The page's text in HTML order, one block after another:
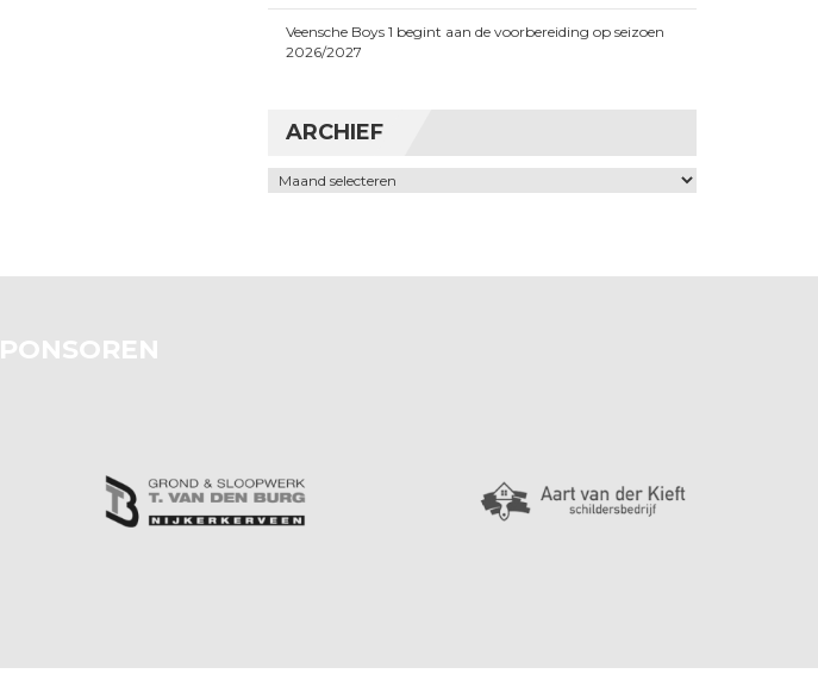
Veensche Boys 1 begint aan de voorbereiding op seizoen
2026/2027
ARCHIEF
Archief